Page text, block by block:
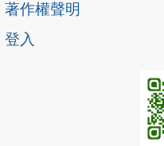
著作權聲明
登入